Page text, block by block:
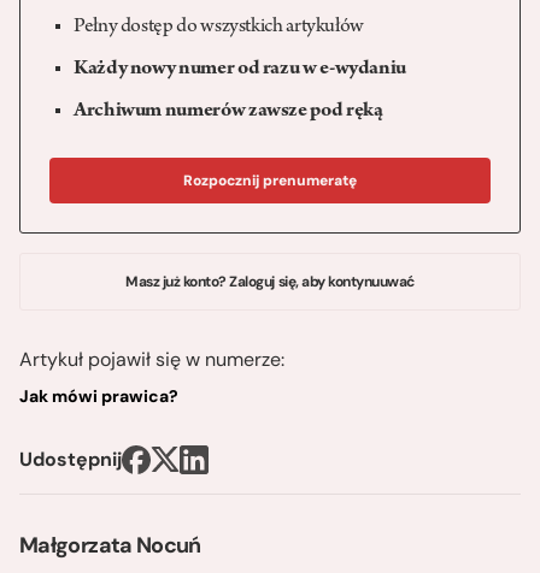
Małgorzata Nocuń
Pełny dostęp do wszystkich artykułów
Każdy nowy numer od razu w e-wydaniu
Archiwum numerów zawsze pod ręką
Rozpocznij prenumeratę
Masz już konto? Zaloguj się, aby kontynuuwać
Artykuł pojawił się w numerze:
Jak mówi prawica?
Udostępnij